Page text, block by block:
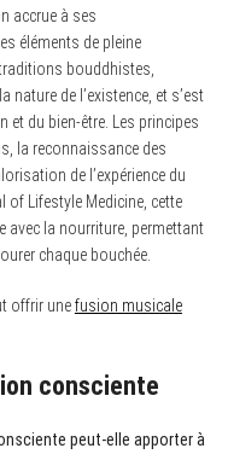
accrue à ses
éléments de pleine
bouddhistes,
de l’existence, et s’est
et du bien-être. Les principes
la reconnaissance des
de l’expérience du
of Lifestyle Medicine, cette
avec la nourriture, permettant
chaque bouchée.
offrir unefusion musicale
consciente
peut-elle apporter à